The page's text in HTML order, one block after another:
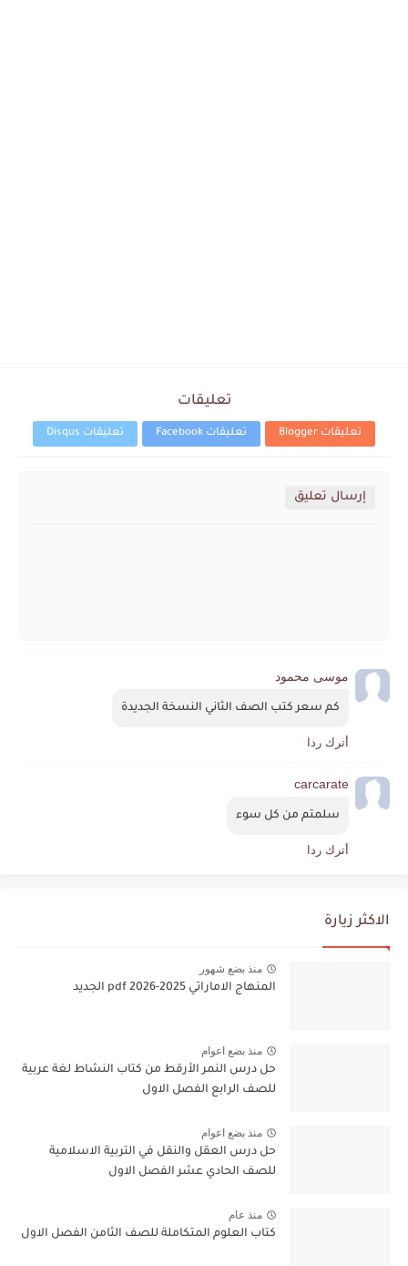
تعليقات
تعليقات Blogger تعليقات Facebook تعليقات Disqus
إرسال تعليق
موسى محمود
كم سعر كتب الصف الثاني النسخة الجديدة
أترك ردا
carcarate
سلمتم من كل سوء
أترك ردا
الاكثر زيارة
منذ بضع شهور
المنهاج الاماراتي 2025-2026 pdf الجديد
منذ بضع اعوام
حل درس النمر الأرقط من كتاب النشاط لغة عربية
للصف الرابع الفصل الاول
منذ بضع اعوام
حل درس العقل والنقل في التربية الاسلامية
للصف الحادي عشر الفصل الاول
منذ عام
كتاب العلوم المتكاملة للصف الثامن الفصل الاول